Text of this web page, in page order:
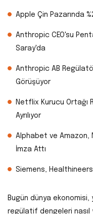
Apple Çin Pazarında
Anthropic CEO'su
Saray'da
Anthropic AB
Görüşüyor
Netflix Kurucu Ortağı
Ayrılıyor
Alphabet ve Amazon,
İmza Attı
Siemens,
Bugün dünya
regülatif dengeleri nasıl